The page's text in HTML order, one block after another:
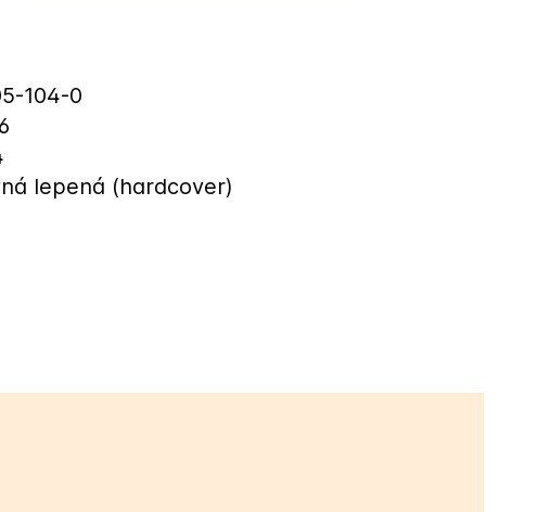
104-0
lepená (hardcover)